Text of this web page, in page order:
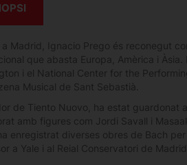
Madrid, Ignacio Prego és reconegut
que abasta Europa, Amèrica i
i el National Center for the
Musical de Sant Sebastià.
de Tiento Nuovo, ha estat guardonat
amb figures com Jordi Savall i
ha enregistrat diverses obres de Bach
a Yale i al Reial Conservatori de Madrid.